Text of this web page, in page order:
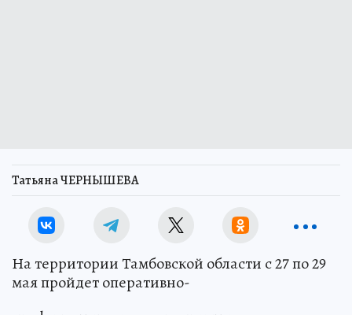
Татьяна ЧЕРНЫШЕВА
На территории Тамбовской области с 27 по 29
мая пройдет оперативно-